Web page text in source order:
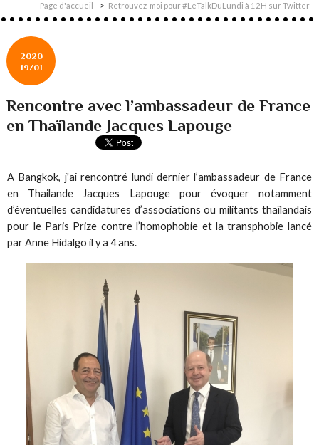
Page d'accueil Retrouvez-moi pour #LeTalkDuLundi à 12H sur Twitter
2020
19/01
Rencontre avec l’ambassadeur de France
en Thaïlande Jacques Lapouge
A Bangkok, j'ai rencontré lundi dernier l’ambassadeur de France
en Thailande Jacques Lapouge pour évoquer notamment
d’éventuelles candidatures d’associations ou militants thaïlandais
pour le Paris Prize contre l’homophobie et la transphobie lancé
par Anne Hidalgo il y a 4 ans.